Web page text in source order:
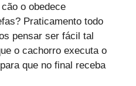
o obedece
Praticamento todo
pensar ser fácil tal
o cachorro executa o
para que no final receba